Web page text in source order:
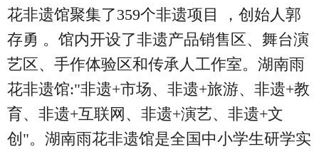
花非遗馆聚集了359个非遗项目 ，创始人郭
存勇 。馆内开设了非遗产品销售区、舞台演
艺区、手作体验区和传承人工作室。湖南雨
花非遗馆:"非遗+市场、非遗+旅游、非遗+教
育、非遗+互联网、非遗+演艺、非遗+文
创"。湖南雨花非遗馆是全国中小学生研学实